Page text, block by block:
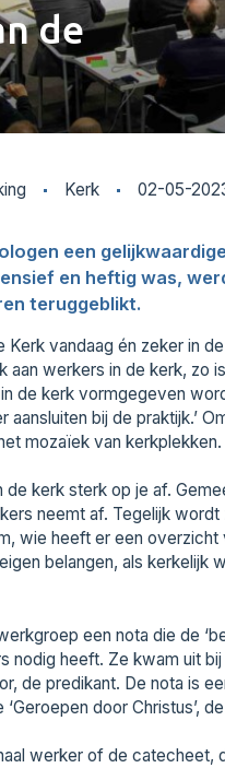
de
Kerk 02-05-
een
en heftig was,
teruggeblikt.
vandaag én zeker in
werkers in de kerk, zo
de kerk vormgegeven
bij de praktijk.’
mozaïek van
kerk sterk op je af.
neemt af. Tegelijk
wie heeft er een
belangen, als kerkelijk
een nota die de
nodig heeft. Ze kwam uit
de predikant. De nota is
door Christus’,
werker of de catecheet,